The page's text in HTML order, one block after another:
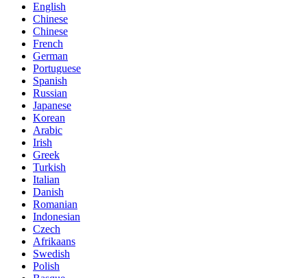
English
Chinese
Chinese
French
German
Portuguese
Spanish
Russian
Japanese
Korean
Arabic
Irish
Greek
Turkish
Italian
Danish
Romanian
Indonesian
Czech
Afrikaans
Swedish
Polish